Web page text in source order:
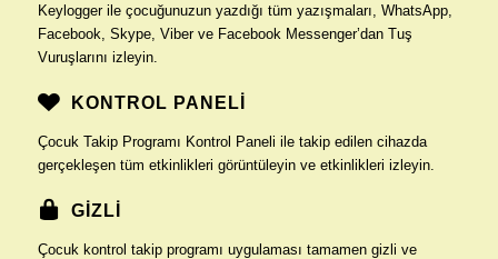
Keylogger ile çocuğunuzun yazdığı tüm yazışmaları, WhatsApp,
Facebook, Skype, Viber ve Facebook Messenger’dan Tuş
Vuruşlarını izleyin.
KONTROL PANELİ
Çocuk Takip Programı Kontrol Paneli ile takip edilen cihazda
gerçekleşen tüm etkinlikleri görüntüleyin ve etkinlikleri izleyin.
GİZLİ
Çocuk kontrol takip programı uygulaması tamamen gizli ve